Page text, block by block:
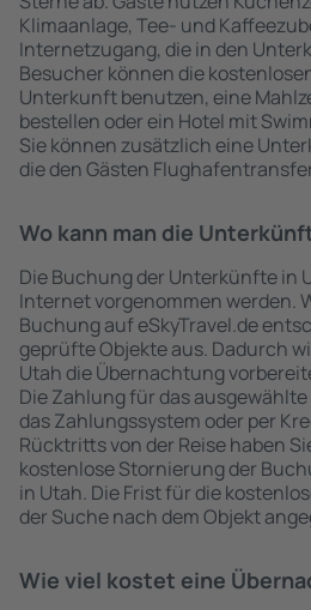
Klimaanlage, Tee- und
Internetzugang, die in den
Besucher können die
Unterkunft benutzen, eine
bestellen oder ein Hotel mit
Sie können zusätzlich eine
die den Gästen
Wo kann man die
Die Buchung der Unterkünfte in
Internet vorgenommen werden.
Buchung auf eSkyTravel.de
geprüfte Objekte aus. Dadurch
Utah die Übernachtung
Die Zahlung für das
das Zahlungssystem oder per
Rücktritts von der Reise haben
kostenlose Stornierung der
in Utah. Die Frist für die
der Suche nach dem Objekt
Wie viel kostet eine